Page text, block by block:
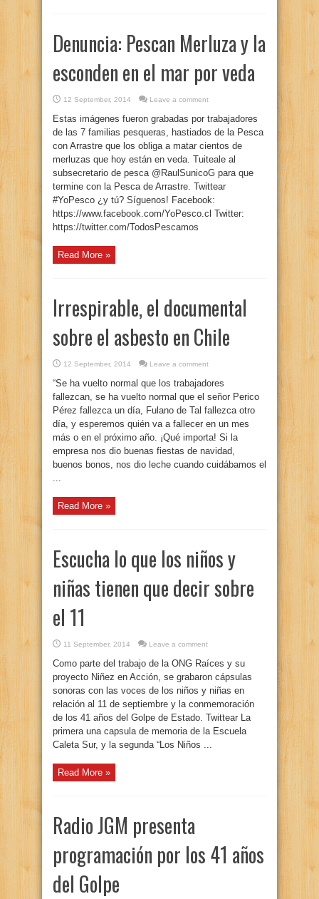
Denuncia: Pescan Merluza y la
esconden en el mar por veda
12 September, 2014 Leave a comment
Estas imágenes fueron grabadas por trabajadores
de las 7 familias pesqueras, hastiados de la Pesca
con Arrastre que los obliga a matar cientos de
merluzas que hoy están en veda. Tuiteale al
subsecretario de pesca @RaulSunicoG para que
termine con la Pesca de Arrastre. Twittear
#YoPesco ¿y tú? Síguenos! Facebook:
https://www.facebook.com/YoPesco.cl Twitter:
https://twitter.com/TodosPescamos
Read More »
Irrespirable, el documental
sobre el asbesto en Chile
12 September, 2014 Leave a comment
“Se ha vuelto normal que los trabajadores
fallezcan, se ha vuelto normal que el señor Perico
Pérez fallezca un día, Fulano de Tal fallezca otro
día, y esperemos quién va a fallecer en un mes
más o en el próximo año. ¡Qué importa! Si la
empresa nos dio buenas fiestas de navidad,
buenos bonos, nos dio leche cuando cuidábamos el
...
Read More »
Escucha lo que los niños y
niñas tienen que decir sobre
el 11
11 September, 2014 Leave a comment
Como parte del trabajo de la ONG Raíces y su
proyecto Niñez en Acción, se grabaron cápsulas
sonoras con las voces de los niños y niñas en
relación al 11 de septiembre y la conmemoración
de los 41 años del Golpe de Estado. Twittear La
primera una capsula de memoria de la Escuela
Caleta Sur, y la segunda “Los Niños ...
Read More »
Radio JGM presenta
programación por los 41 años
del Golpe